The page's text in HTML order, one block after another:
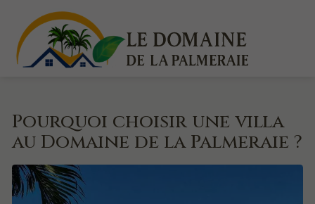
Pourquoi choisir une villa
au Domaine de la Palmeraie ?